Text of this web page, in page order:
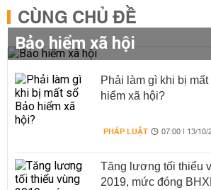
CÙNG CHỦ ĐỀ
Bảo hiểm xã hội
Phải làm gì khi bị mất
hiểm xã hội?
PHÁP LUẬT 07:00 | 13/10/
Tăng lương tối thiểu
2019, mức đóng